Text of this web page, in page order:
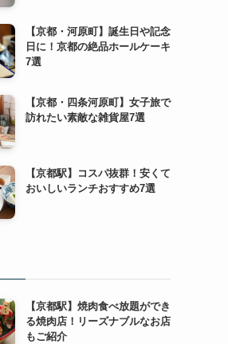
【京都・河原町】誕生日や記念
日に！京都の絶品ホールケーキ
7選
【京都・四条河原町】女子旅で
訪れたい素敵な雑貨屋7選
【京都駅】コスパ抜群！安くて
おいしいランチおすすめ7選
【京都駅】焼肉食べ放題ができ
る焼肉店！リーズナブルなお店
もご紹介